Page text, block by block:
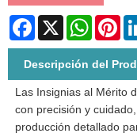
Facebook
X WhatsApp
Descripción del
Las Insignias al Mérito
con precisión y
producción detallado